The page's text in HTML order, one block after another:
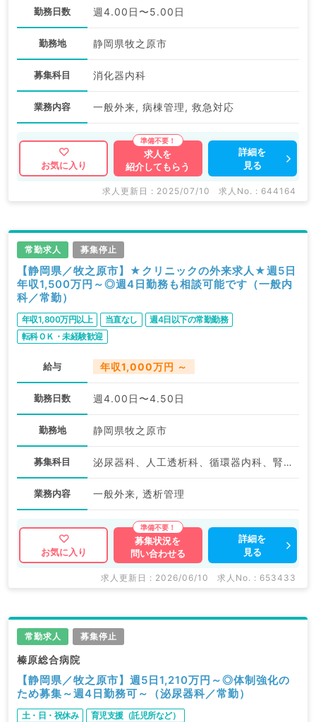
勤務日数 週4.00日〜5.00日
勤務地 静岡県牧之原市
募集科目 消化器内科
業務内容 一般外来, 病棟管理, 救急対応
お気に入り
求人を
紹介してもらう
詳細を
見る
求人更新日 : 2025/07/10 求人No. : 644164
常勤求人 募集停止
【静岡県／牧之原市】★クリニックの外来求人★週5日
年収1,500万円～◎週4日勤務も相談可能です（一般内
科／常勤）
年収1,800万円以上 当直なし
週4日以下の常勤勤務
転科ＯＫ・未経験歓迎
給与 年収1,000万円 ～
勤務日数 週4.00日〜4.50日
勤務地 静岡県牧之原市
募集科目 泌尿器科、人工透析科、循環器内科、腎臓内科
業務内容 一般外来, 透析管理
お気に入り
募集状況を
問い合わせる
詳細を
見る
求人更新日 : 2026/06/10 求人No. : 653433
常勤求人 募集停止
榛原総合病院
【静岡県／牧之原市】週5日1,210万円～◎体制強化の
ため募集～週4日勤務可～（泌尿器科／常勤）
土・日・祝休み 育児支援（託児所など）